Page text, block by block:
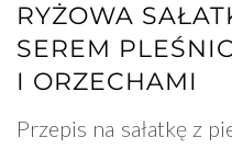
RYŻOWA
SEREM
I ORZECHAMI
Przepis na sałatkę z